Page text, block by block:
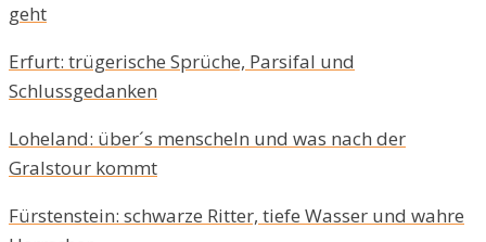
geht
Erfurt: trügerische Sprüche, Parsifal und
Schlussgedanken
Loheland: über´s menscheln und was nach der
Gralstour kommt
Fürstenstein: schwarze Ritter, tiefe Wasser und wahre